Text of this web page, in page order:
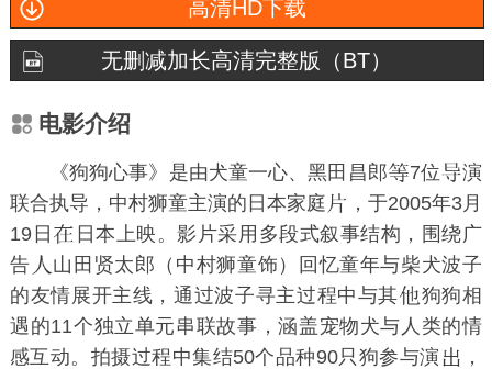
高清HD下载
无删减加长高清完整版（BT）
电影介绍
《狗狗心事》是由犬童一心、黑田昌郎 7位
演
联合执导， 中村狮童主演的日本家庭
，于2005年3月
19日
日本上映。影片采用多段式叙事结构，围绕广
告
山田贤太郎 （中村狮童饰）回忆童年与柴犬波子
的友情展开主线，通过波子寻主过程中与其
狗狗相
遇的11个独立单元串联故事，涵盖宠物犬与人类的情
感互动。拍摄过程中集结50个品种90只狗参与演
，